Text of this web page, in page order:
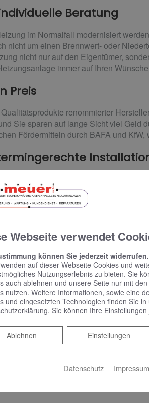
Beratung
im Normalfall modernisiert
nicht um einen Brennwert- oder
nicht nur auf den Eigentümer,
immer auf Ihren
Preis
renommierter
Sie sparen auf lange Sicht viel Geld
Fördermitteln durch BAFA und
Hybridlösung oder
So können wir eine sorgfältige
uns.
Webseite verwendet
können Sie jederzeit widerrufen.
auf dieser Webseite Cookies und
Nutzungserlebnis zu bieten. Sie
auch ablehnen und unsere Seite nur mit
nutzen. Weitere Informationen, sowie eine
und eingesetzten Technologien finden Sie
. Sie können Ihre Einstellungen
Einstellungen
Ablehnen
Ablehnen
Datenschutz Impressum